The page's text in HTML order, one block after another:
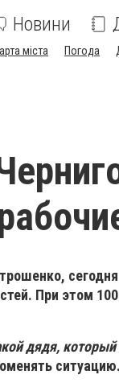
Новини
міста Погода
При этом
дядя, который
ситуацию.